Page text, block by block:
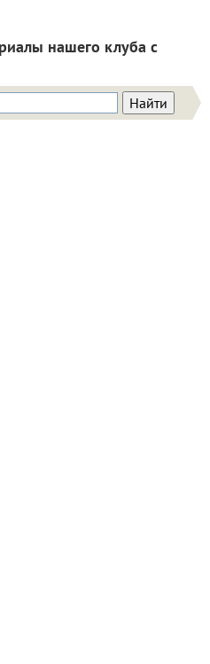
нашего клуба с